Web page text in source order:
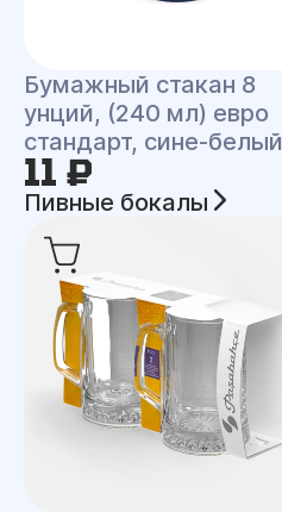
Бумажный стакан 8
унций, (240 мл) евро
стандарт, сине-белый
11 ₽
Пивные бокалы